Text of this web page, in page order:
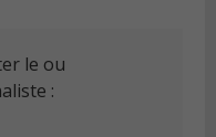
le ou
: